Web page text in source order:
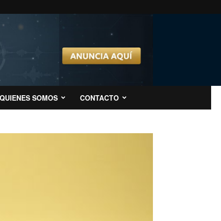
QUIENES SOMOS CONTACTO